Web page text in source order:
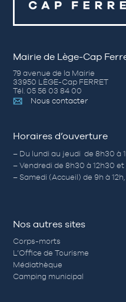
Mairie de Lège-Cap
79 avenue de la Mairie
33950 LÈGE-Cap FERRET
Tél. 05 56 03 84 00
Nous contacter
Horaires d’ouverture
– Du lundi au jeudi de 8h30 à
– Vendredi de 8h30 à 12h30
– Samedi (Accueil) de 9h à
Nos autres sites
Corps-morts
L’Office de Tourisme
Médiathèque
Camping municipal